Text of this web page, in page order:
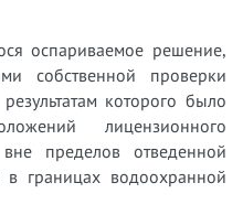
оспариваемое решение,
собственной проверки
которого было
лицензионного
пределов отведенной
границах водоохранной